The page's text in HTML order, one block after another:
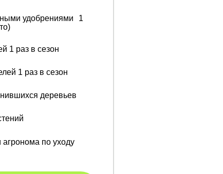
1 раз в сезон
1 раз в сезон
деревьев
агронома по уходу
удобрениями 1